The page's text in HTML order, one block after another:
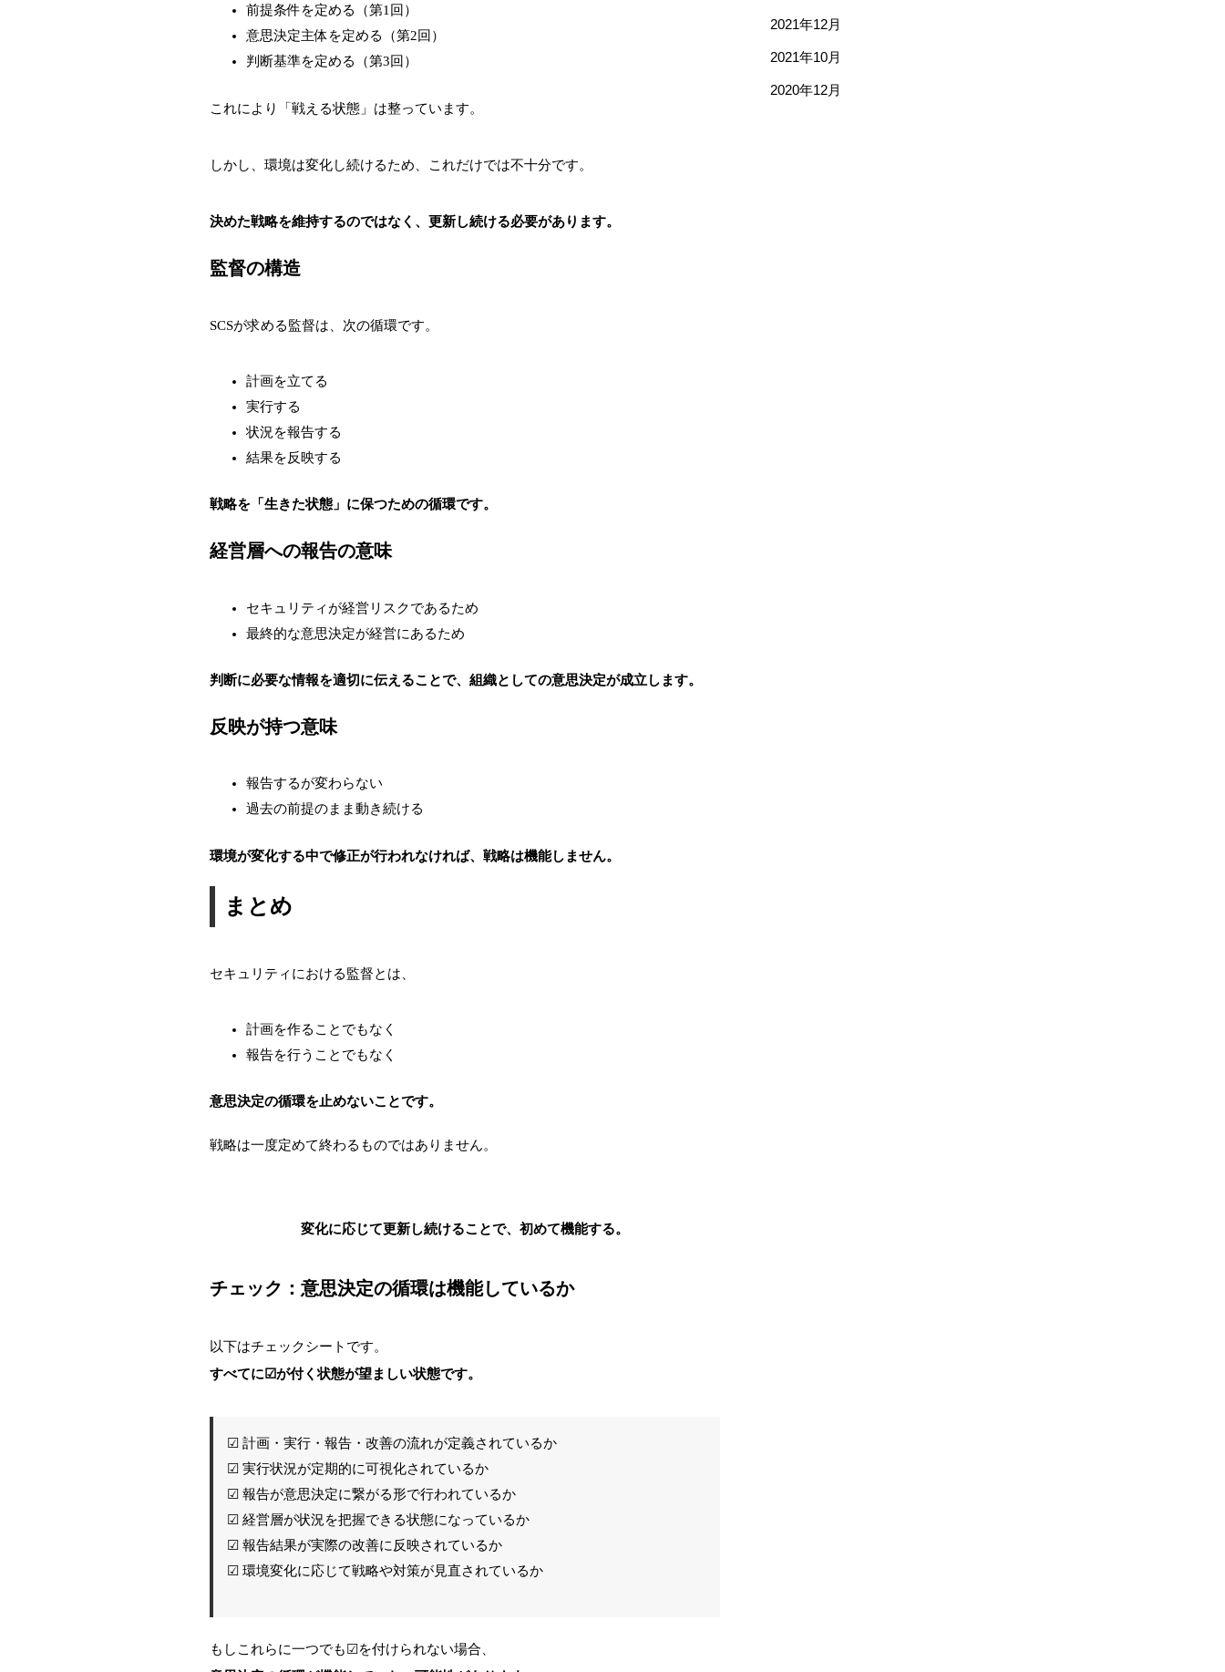
前提条件を定める（第1回）
意思決定主体を定める（第2回）
判断基準を定める（第3回）
これにより「戦える状態」は整っています。
しかし、環境は変化し続けるため、これだけでは不十分です。
決めた戦略を維持するのではなく、更新し続ける必要があります。
監督の構造
SCSが求める監督は、次の循環です。
計画を立てる
実行する
状況を報告する
結果を反映する
戦略を「生きた状態」に保つための循環です。
経営層への報告の意味
セキュリティが経営リスクであるため
最終的な意思決定が経営にあるため
判断に必要な情報を適切に伝えることで、組織としての意思決定が成立します。
反映が持つ意味
報告するが変わらない
過去の前提のまま動き続ける
環境が変化する中で修正が行われなければ、戦略は機能しません。
まとめ
セキュリティにおける監督とは、
計画を作ることでもなく
報告を行うことでもなく
意思決定の循環を止めないことです。
戦略は一度定めて終わるものではありません。
変化に応じて更新し続けることで、初めて機能する。
チェック：意思決定の循環は機能しているか
以下はチェックシートです。
すべてに☑が付く状態が望ましい状態です。
☑ 計画・実行・報告・改善の流れが定義されているか
☑ 実行状況が定期的に可視化されているか
☑ 報告が意思決定に繋がる形で行われているか
☑ 経営層が状況を把握できる状態になっているか
☑ 報告結果が実際の改善に反映されているか
☑ 環境変化に応じて戦略や対策が見直されているか
もしこれらに一つでも☑を付けられない場合、
2021年12月
2021年10月
2020年12月